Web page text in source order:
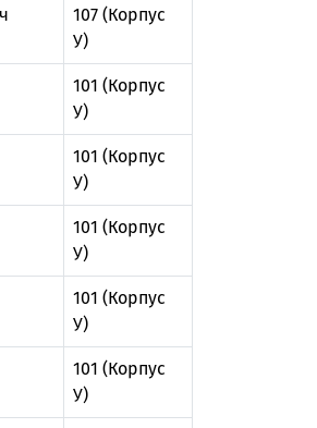
107 (Корпус
У)
101 (Корпус
У)
101 (Корпус
У)
101 (Корпус
У)
101 (Корпус
У)
101 (Корпус
У)